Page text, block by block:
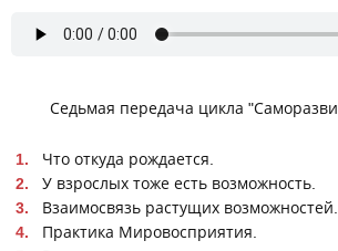
Седьмая передача цикла
Что откуда рождается.
У взрослых тоже есть возможность.
Взаимосвязь растущих возможностей.
Практика Мировосприятия.